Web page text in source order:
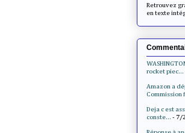
Retrouvez
en texte
rocket piec...
Amazon a
Commission
Deja c est
conste... - 7/